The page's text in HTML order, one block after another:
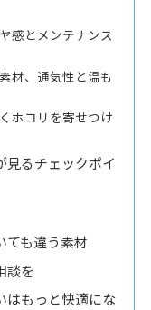
感とメンテナンス
材、通気性と温も
ホコリを寄せつけ
見るチェックポイ
ても違う素材
談を
はもっと快適にな